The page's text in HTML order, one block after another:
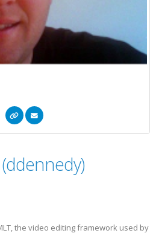
the video editing framework used by